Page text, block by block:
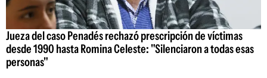
Jueza del caso Penadés rechazó prescripción de víctimas
desde 1990 hasta Romina Celeste: "Silenciaron a todas esas
personas"